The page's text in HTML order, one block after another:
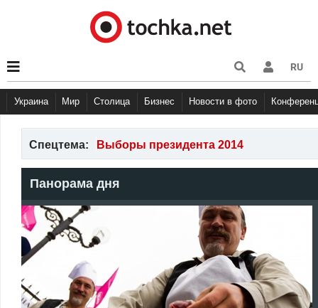
RU
Украина Мир Столица Бизнес Новости в фото
Спецтема: Выборы президента 2014
Панорама дня